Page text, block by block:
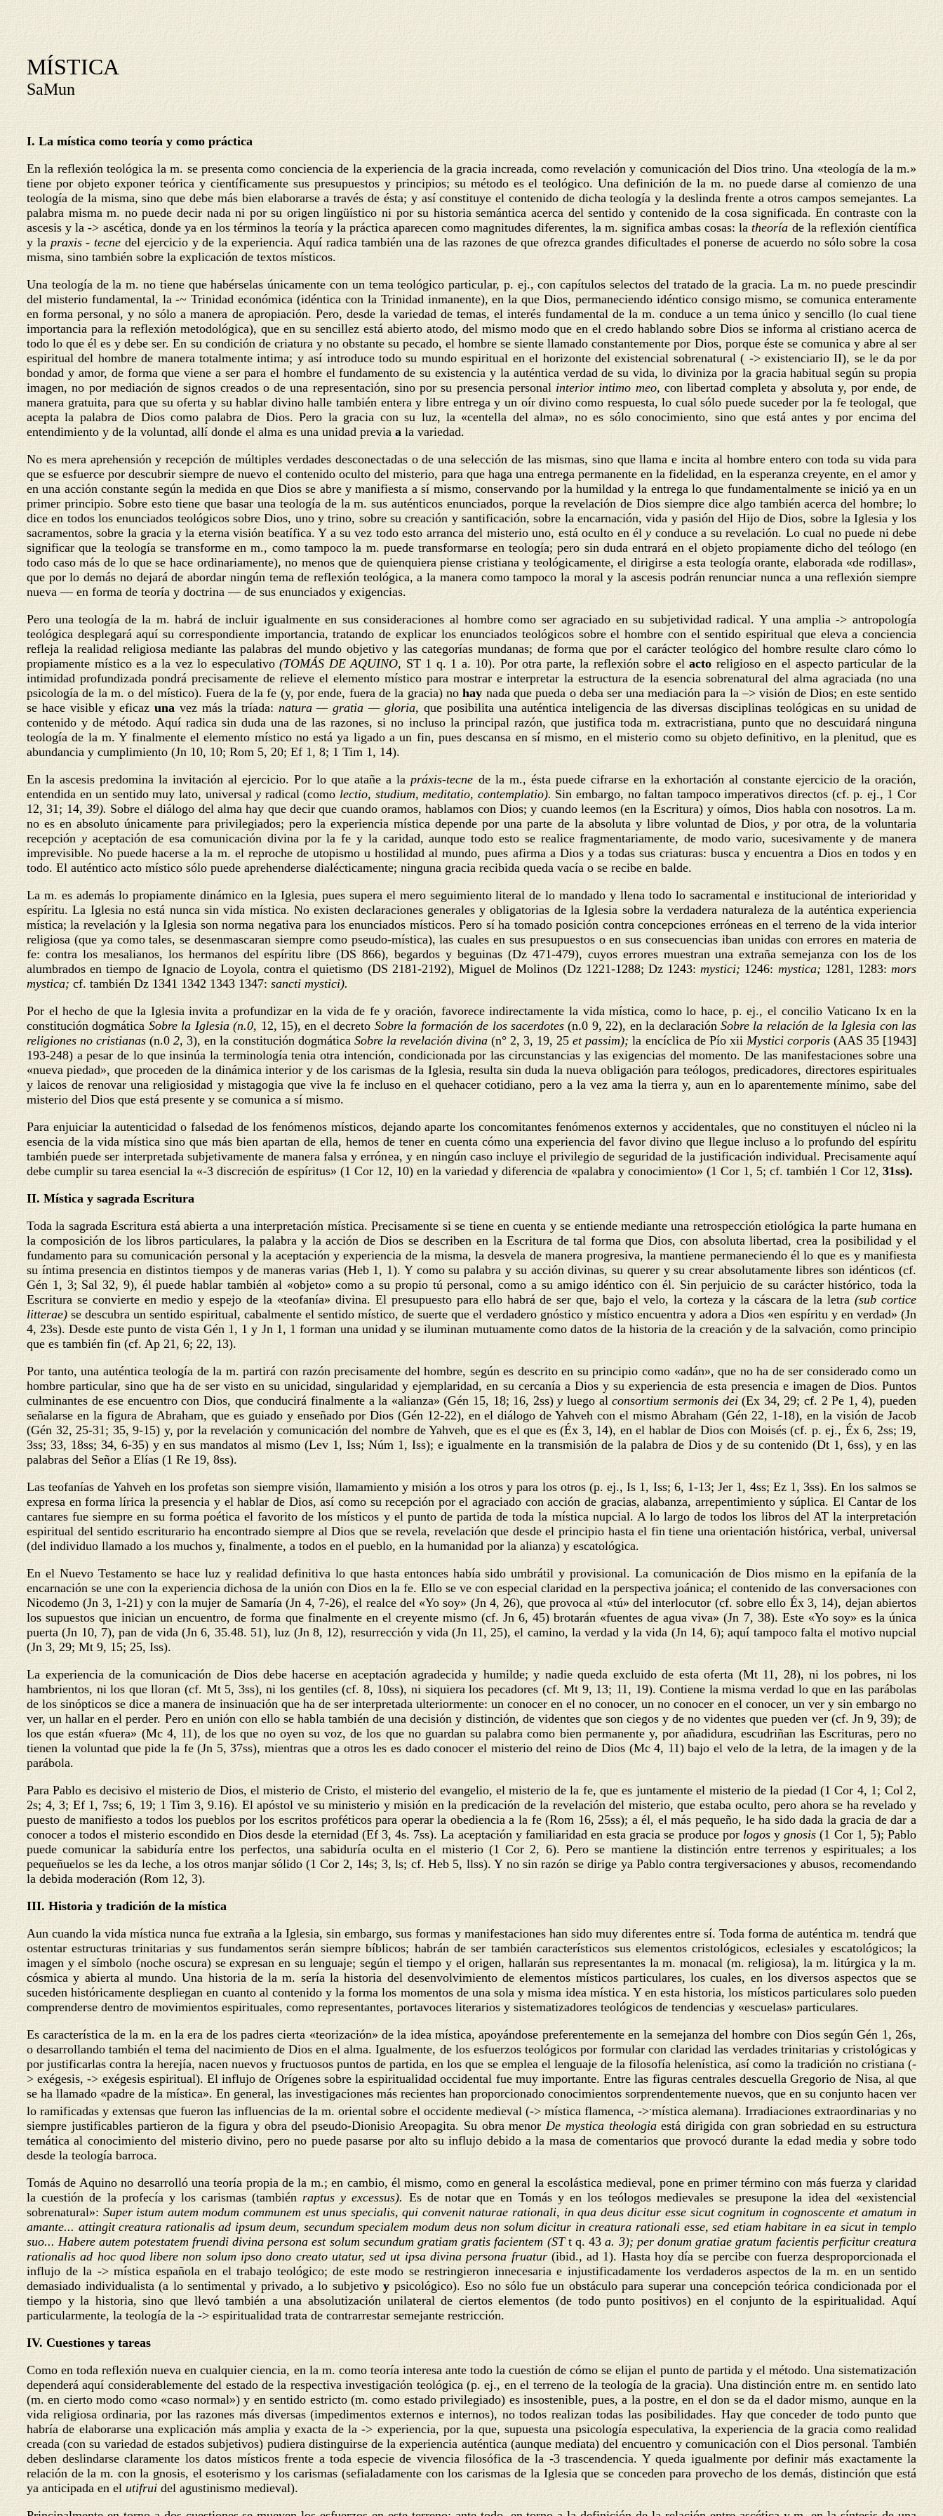
MÍSTICA
SaMun
I. La mística como teoría y como práctica
En la reflexión teológica la m. se presenta como conciencia de la experiencia de la gracia increada, como revelación y comunicación del Dios trino. Una «teología de la m.»
tiene por objeto exponer teórica y científicamente sus presupuestos y principios; su método es el teológico. Una definición de la m. no puede darse al comienzo de una
teología de la misma, sino que debe más bien elaborarse a través de ésta; y así constituye el contenido de dicha teología y la deslinda frente a otros campos semejantes. La
palabra misma m. no puede decir nada ni por su origen lingüístico ni por su historia semántica acerca del sentido y contenido de la cosa significada. En contraste con la
ascesis y la -> ascética, donde ya en los términos la teoría y la práctica aparecen como magnitudes diferentes, la m. significa ambas cosas: latheoría de la reflexión científica
y lapraxis - tecne del ejercicio y de la experiencia. Aquí radica también una de las razones de que ofrezca grandes dificultades el ponerse de acuerdo no sólo sobre la cosa
misma, sino también sobre la explicación de textos místicos.
Una teología de la m. no tiene que habérselas únicamente con un tema teológico particular, p. ej., con capítulos selectos del tratado de la gracia. La m. no puede prescindir
del misterio fundamental, la -~ Trinidad económica (idéntica con la Trinidad inmanente), en la que Dios, permaneciendo idéntico consigo mismo, se comunica enteramente
en forma personal, y no sólo a manera de apropiación. Pero, desde la variedad de temas, el interés fundamental de la m. conduce a un tema único y sencillo (lo cual tiene
importancia para la reflexión metodológica), que en su sencillez está abierto atodo, del mismo modo que en el credo hablando sobre Dios se informa al cristiano acerca de
todo lo que él es y debe ser. En su condición de criatura y no obstante su pecado, el hombre se siente llamado constantemente por Dios, porque éste se comunica y abre al ser
espiritual del hombre de manera totalmente intima; y así introduce todo su mundo espiritual en el horizonte del existencial sobrenatural ( -> existenciario II), se le da por
bondad y amor, de forma que viene a ser para el hombre el fundamento de su existencia y la auténtica verdad de su vida, lo diviniza por la gracia habitual según su propia
imagen, no por mediación de signos creados o de una representación, sino por su presencia personal interior intimo meo, con libertad completa y absoluta y, por ende, de
manera gratuita, para que su oferta y su hablar divino halle también entera y libre entrega y un oír divino como respuesta, lo cual sólo puede suceder por la fe teologal, que
acepta la palabra de Dios como palabra de Dios. Pero la gracia con su luz, la «centella del alma», no es sólo conocimiento, sino que está antes y por encima del
entendimiento y de la voluntad, allí donde el alma es una unidad previa a la variedad.
No es mera aprehensión y recepción de múltiples verdades desconectadas o de una selección de las mismas, sino que llama e incita al hombre entero con toda su vida para
que se esfuerce por descubrir siempre de nuevo el contenido oculto del misterio, para que haga una entrega permanente en la fidelidad, en la esperanza creyente, en el amor y
en una acción constante según la medida en que Dios se abre y manifiesta a sí mismo, conservando por la humildad y la entrega lo que fundamentalmente se inició ya en un
primer principio. Sobre esto tiene que basar una teología de la m. sus auténticos enunciados, porque la revelación de Dios siempre dice algo también acerca del hombre; lo
dice en todos los enunciados teológicos sobre Dios, uno y trino, sobre su creación y santificación, sobre la encarnación, vida y pasión del Hijo de Dios, sobre la Iglesia y los
sacramentos, sobre la gracia y la eterna visión beatífica. Y a su vez todo esto arranca del misterio uno, está oculto en ély conduce a su revelación. Lo cual no puede ni debe
significar que la teología se transforme en m., como tampoco la m. puede transformarse en teología; pero sin duda entrará en el objeto propiamente dicho del teólogo (en
todo caso más de lo que se hace ordinariamente), no menos que de quienquiera piense cristiana y teológicamente, el dirigirse a esta teología orante, elaborada «de rodillas»,
que por lo demás no dejará de abordar ningún tema de reflexión teológica, a la manera como tampoco la moral y la ascesis podrán renunciar nunca a una reflexión siempre
nueva — en forma de teoría y doctrina — de sus enunciados y exigencias.
Pero una teología de la m. habrá de incluir igualmente en sus consideraciones al hombre como ser agraciado en su subjetividad radical. Y una amplia -> antropología
teológica desplegará aquí su correspondiente importancia, tratando de explicar los enunciados teológicos sobre el hombre con el sentido espiritual que eleva a conciencia
refleja la realidad religiosa mediante las palabras del mundo objetivo y las categorías mundanas; de forma que por el carácter teológico del hombre resulte claro cómo lo
propiamente místico es a la vez lo especulativo(TOMÁS DE AQUINO, ST 1 q. 1 a. 10). Por otra parte, la reflexión sobre elacto religioso en el aspecto particular de la
intimidad profundizada pondrá precisamente de relieve el elemento místico para mostrar e interpretar la estructura de la esencia sobrenatural del alma agraciada (no una
psicología de la m. o del místico). Fuera de la fe (y, por ende, fuera de la gracia) nohay nada que pueda o deba ser una mediación para la –> visión de Dios; en este sentido
se hace visible y eficazunavez más la tríada: natura — gratia — gloria,que posibilita una auténtica inteligencia de las diversas disciplinas teológicas en su unidad de
contenido y de método. Aquí radica sin duda una de las razones, si no incluso la principal razón, que justifica toda m. extracristiana, punto que no descuidará ninguna
teología de la m. Y finalmente el elemento místico no está ya ligado a un fin, pues descansa en sí mismo, en el misterio como su objeto definitivo, en la plenitud, que es
abundancia y cumplimiento (Jn 10, 10; Rom 5, 20; Ef 1, 8; 1 Tim 1, 14).
En la ascesis predomina la invitación al ejercicio. Por lo que atañe a lapráxis-tecne de la m., ésta puede cifrarse en la exhortación al constante ejercicio de la oración,
entendida en un sentido muy lato, universaly radical (como lectio, studium, meditatio, contemplatio). Sin embargo, no faltan tampoco imperativos directos (cf. p. ej., 1 Cor
12, 31; 14,39). Sobre el diálogo del alma hay que decir que cuando oramos, hablamos con Dios; y cuando leemos (en la Escritura) y oímos, Dios habla con nosotros. La m.
no es en absoluto únicamente para privilegiados; pero la experiencia mística depende por una parte de la absoluta y libre voluntad de Dios,y por otra, de la voluntaria
recepción y aceptación de esa comunicación divina por la fe y la caridad, aunque todo esto se realice fragmentariamente, de modo vario, sucesivamente y de manera
imprevisible. No puede hacerse a la m. el reproche de utopismo u hostilidad al mundo, pues afirma a Dios y a todas sus criaturas: busca y encuentra a Dios en todos y en
todo. El auténtico acto místico sólo puede aprehenderse dialécticamente; ninguna gracia recibida queda vacía o se recibe en balde.
La m. es además lo propiamente dinámico en la Iglesia, pues supera el mero seguimiento literal de lo mandado y llena todo lo sacramental e institucional de interioridad y
espíritu. La Iglesia no está nunca sin vida mística. No existen declaraciones generales y obligatorias de la Iglesia sobre la verdadera naturaleza de la auténtica experiencia
mística; la revelación y la Iglesia son norma negativa para los enunciados místicos. Pero sí ha tomado posición contra concepciones erróneas en el terreno de la vida interior
religiosa (que ya como tales, se desenmascaran siempre como pseudo-mística), las cuales en sus presupuestos o en sus consecuencias iban unidas con errores en materia de
fe: contra los mesalianos, los hermanos del espíritu libre (DS 866), begardos y beguinas (Dz 471-479), cuyos errores muestran una extraña semejanza con los de los
alumbrados en tiempo de Ignacio de Loyola, contra el quietismo (DS 2181-2192), Miguel de Molinos (Dz 1221-1288; Dz 1243:mystici;1246: mystica; 1281, 1283:mors
mystica;cf. también Dz 1341 1342 1343 1347:sancti mystici).
Por el hecho de que la Iglesia invita a profundizar en la vida de fe y oración, favorece indirectamente la vida mística, como lo hace, p. ej., el concilio Vaticano Ix en la
constitución dogmática Sobre la Iglesia (n.0, 12, 15), en el decreto Sobre la formación de los sacerdotes(n.0 9, 22), en la declaración Sobre la relación de la Iglesia con las
religiones no cristianas(n.02,3), en la constitución dogmática Sobre la revelación divina (n° 2, 3, 19, 25et passim);la encíclica de Pío xii Mystici corporis (AAS 35 [1943]
193-248) a pesar de lo que insinúa la terminología tenia otra intención, condicionada por las circunstancias y las exigencias del momento. De las manifestaciones sobre una
«nueva piedad», que proceden de la dinámica interior y de los carismas de la Iglesia, resulta sin duda la nueva obligación para teólogos, predicadores, directores espirituales
y laicos de renovar una religiosidad y mistagogia que vive la fe incluso en el quehacer cotidiano, pero a la vez ama la tierra y, aun en lo aparentemente mínimo, sabe del
misterio del Dios que está presente y se comunica a sí mismo.
Para enjuiciar la autenticidad o falsedad de los fenómenos místicos, dejando aparte los concomitantes fenómenos externos y accidentales, que no constituyen el núcleo ni la
esencia de la vida mística sino que más bien apartan de ella, hemos de tener en cuenta cómo una experiencia del favor divino que llegue incluso a lo profundo del espíritu
también puede ser interpretada subjetivamente de manera falsa y errónea, y en ningún caso incluye el privilegio de seguridad de la justificación individual. Precisamente aquí
debe cumplir su tarea esencial la «-3 discreción de espíritus» (1 Cor 12, 10) en la variedad y diferencia de «palabra y conocimiento» (1 Cor 1, 5; cf. también 1 Cor 12, 31ss).
II. Mística y sagrada Escritura
Toda la sagrada Escritura está abierta a una interpretación mística. Precisamente si se tiene en cuenta y se entiende mediante una retrospección etiológica la parte humana en
la composición de los libros particulares, la palabra y la acción de Dios se describen en la Escritura de tal forma que Dios, con absoluta libertad, crea la posibilidad y el
fundamento para su comunicación personal y la aceptación y experiencia de la misma, la desvela de manera progresiva, la mantiene permaneciendo él lo que es y manifiesta
su íntima presencia en distintos tiempos y de maneras varias (Heb 1, 1). Y como su palabra y su acción divinas, su querer y su crear absolutamente libres son idénticos (cf.
Gén 1, 3; Sal 32, 9), él puede hablar también al «objeto» como a su propio tú personal, como a su amigo idéntico con él. Sin perjuicio de su carácter histórico, toda la
Escritura se convierte en medio y espejo de la «teofanía» divina. El presupuesto para ello habrá de ser que, bajo el velo, la corteza y la cáscara de la letra(sub cortice
litterae)se descubra un sentido espiritual, cabalmente el sentido místico, de suerte que el verdadero gnóstico y místico encuentra y adora a Dios «en espíritu y en verdad» (Jn
4, 23s). Desde este punto de vista Gén 1, 1 y Jn 1, 1 forman una unidad y se iluminan mutuamente como datos de la historia de la creación y de la salvación, como principio
que es también fin (cf. Ap 21, 6; 22, 13).
Por tanto, una auténtica teología de la m. partirá con razón precisamente del hombre, según es descrito en su principio como «adán», que no ha de ser considerado como un
hombre particular, sino que ha de ser visto en su unicidad, singularidad y ejemplaridad, en su cercanía a Dios y su experiencia de esta presencia e imagen de Dios. Puntos
culminantes de ese encuentro con Dios, que conducirá finalmente a la «alianza» (Gén 15, 18; 16, 2ss)yluego alconsortium sermonis dei(Ex 34, 29; cf. 2 Pe 1, 4), pueden
señalarse en la figura de Abraham, que es guiado y enseñado por Dios (Gén 12-22), en el diálogo de Yahveh con el mismo Abraham (Gén 22, 1-18), en la visión de Jacob
(Gén 32, 25-31; 35, 9-15) y, por la revelación y comunicación del nombre de Yahveh, que es el que es (Éx 3, 14), en el hablar de Dios con Moisés (cf. p. ej., Éx 6, 2ss; 19,
3ss; 33, 18ss; 34, 6-35) y en sus mandatos al mismo (Lev 1, Iss; Núm 1, Iss); e igualmente en la transmisión de la palabra de Dios y de su contenido (Dt 1, 6ss), y en las
palabras del Señor a Elías (1 Re 19, 8ss).
Las teofanías de Yahveh en los profetas son siempre visión, llamamiento y misión a los otros y para los otros (p. ej., Is 1, Iss; 6, 1-13; Jer 1, 4ss; Ez 1, 3ss). En los salmos se
expresa en forma lírica la presencia y el hablar de Dios, así como su recepción por el agraciado con acción de gracias, alabanza, arrepentimiento y súplica. El Cantar de los
cantares fue siempre en su forma poética el favorito de los místicos y el punto de partida de toda la mística nupcial. A lo largo de todos los libros del AT la interpretación
espiritual del sentido escriturario ha encontrado siempre al Dios que se revela, revelación que desde el principio hasta el fin tiene una orientación histórica, verbal, universal
(del individuo llamado a los muchos y, finalmente, a todos en el pueblo, en la humanidad por la alianza) y escatológica.
En el Nuevo Testamento se hace luz y realidad definitiva lo que hasta entonces había sido umbrátil y provisional. La comunicación de Dios mismo en la epifanía de la
encarnación se une con la experiencia dichosa de la unión con Dios en la fe. Ello se ve con especial claridad en la perspectiva joánica; el contenido de las conversaciones con
Nicodemo (Jn 3, 1-21) y con la mujer de Samaría (Jn 4, 7-26), el realce del «Yo soy» (Jn 4, 26), que provoca al «tú» del interlocutor (cf. sobre ello Éx 3, 14), dejan abiertos
los supuestos que inician un encuentro, de forma que finalmente en el creyente mismo (cf. Jn 6, 45) brotarán «fuentes de agua viva» (Jn 7, 38). Este «Yo soy» es la única
puerta (Jn 10, 7), pan de vida (Jn 6, 35.48. 51), luz (Jn 8, 12), resurrección y vida (Jn 11, 25), el camino, la verdad y la vida (Jn 14, 6); aquí tampoco falta el motivo nupcial
(Jn 3, 29; Mt 9, 15; 25, Iss).
La experiencia de la comunicación de Dios debe hacerse en aceptación agradecida y humilde; y nadie queda excluido de esta oferta (Mt 11, 28), ni los pobres, ni los
hambrientos, ni los que lloran (cf. Mt 5, 3ss), ni los gentiles (cf. 8, 10ss), ni siquiera los pecadores (cf. Mt 9, 13; 11, 19). Contiene la misma verdad lo que en las parábolas
de los sinópticos se dice a manera de insinuación que ha de ser interpretada ulteriormente: un conocer en el no conocer, un no conocer en el conocer, un ver y sin embargo no
ver, un hallar en el perder. Pero en unión con ello se habla también de una decisión y distinción, de videntes que son ciegos y de no videntes que pueden ver (cf. Jn 9, 39); de
los que están «fuera» (Mc 4, 11), de los que no oyen su voz, de los que no guardan su palabra como bien permanente y, por añadidura, escudriñan las Escrituras, pero no
tienen la voluntad que pide la fe (Jn 5, 37ss), mientras que a otros les es dado conocer el misterio del reino de Dios (Mc 4, 11) bajo el velo de la letra, de la imagen y de la
parábola.
Para Pablo es decisivo el misterio de Dios, el misterio de Cristo, el misterio del evangelio, el misterio de la fe, que es juntamente el misterio de la piedad (1 Cor 4, 1; Col 2,
2s; 4, 3; Ef 1, 7ss; 6, 19; 1 Tim 3, 9.16). El apóstol ve su ministerio y misión en la predicación de la revelación del misterio, que estaba oculto, pero ahora se ha revelado y
puesto de manifiesto a todos los pueblos por los escritos proféticos para operar la obediencia a la fe (Rom 16, 25ss); a él, el más pequeño, le ha sido dada la gracia de dar a
conocer a todos el misterio escondido en Dios desde la eternidad (Ef 3, 4s. 7ss). La aceptación y familiaridad en esta gracia se produce porlogosygnosis (1 Cor 1, 5); Pablo
puede comunicar la sabiduría entre los perfectos, una sabiduría oculta en el misterio (1 Cor 2, 6). Pero se mantiene la distinción entre terrenos y espirituales; a los
pequeñuelos se les da leche, a los otros manjar sólido (1 Cor 2, 14s; 3, ls; cf. Heb 5, llss). Y no sin razón se dirige ya Pablo contra tergiversaciones y abusos, recomendando
la debida moderación (Rom 12, 3).
III. Historia y tradición de la mística
Aun cuando la vida mística nunca fue extraña a la Iglesia, sin embargo, sus formas y manifestaciones han sido muy diferentes entre sí. Toda forma de auténtica m. tendrá que
ostentar estructuras trinitarias y sus fundamentos serán siempre bíblicos; habrán de ser también característicos sus elementos cristológicos, eclesiales y escatológicos; la
imagen y el símbolo (noche oscura) se expresan en su lenguaje; según el tiempo y el origen, hallarán sus representantes la m. monacal (m. religiosa), la m. litúrgica y la m.
cósmica y abierta al mundo. Una historia de la m. sería la historia del desenvolvimiento de elementos místicos particulares, los cuales, en los diversos aspectos que se
suceden históricamente despliegan en cuanto al contenido y la forma los momentos de una sola y misma idea mística. Y en esta historia, los místicos particulares solo pueden
comprenderse dentro de movimientos espirituales, como representantes, portavoces literarios y sistematizadores teológicos de tendencias y «escuelas» particulares.
Es característica de la m. en la era de los padres cierta «teorización» de la idea mística, apoyándose preferentemente en la semejanza del hombre con Dios según Gén 1, 26s,
o desarrollando también el tema del nacimiento de Dios en el alma. Igualmente, de los esfuerzos teológicos por formular con claridad las verdades trinitarias y cristológicas y
por justificarlas contra la herejía, nacen nuevos y fructuosos puntos de partida, en los que se emplea el lenguaje de la filosofía helenística, así como la tradición no cristiana (-
> exégesis, -> exégesis espiritual). El influjo de Orígenes sobre la espiritualidad occidental fue muy importante. Entre las figuras centrales descuella Gregorio de Nisa, al que
se ha llamado «padre de la mística». En general, las investigaciones más recientes han proporcionado conocimientos sorprendentemente nuevos, que en su conjunto hacen ver
lo ramificadas y extensas que fueron las influencias de la m. oriental sobre el occidente medieval (-> mística flamenca, ->.mística alemana). Irradiaciones extraordinarias y no
siempre justificables partieron de la figura y obra del pseudo-Dionisio Areopagita. Su obra menorDe mystica theologiaestá dirigida con gran sobriedad en su estructura
temática al conocimiento del misterio divino, pero no puede pasarse por alto su influjo debido a la masa de comentarios que provocó durante la edad media y sobre todo
desde la teología barroca.
Tomás de Aquino no desarrolló una teoría propia de la m.; en cambio, él mismo, como en general la escolástica medieval, pone en primer término con más fuerza y claridad
la cuestión de la profecía y los carismas (también raptus y excessus). Es de notar que en Tomás y en los teólogos medievales se presupone la idea del «existencial
sobrenatural»: Super istum autem modum communem est unus specialis, qui convenit naturae rationali, in qua deus dicitur esse sicut cognitum in cognoscente et amatum in
amante... attingit creatura rationalis ad ipsum deum, secundum specialem modum deus non solum dicitur in creatura rationali esse, sed etiam habitare in ea sicut in templo
suo... Habere autem potestatem fruendi divina persona est solum secundum gratiam gratis facientem (ST t q. 43a. 3); per donum gratiae gratum facientis perficitur creatura
rationalis ad hoc quod libere non solum ipso dono creato utatur, sed ut ipsa divina persona fruatur(ibid., ad 1). Hasta hoy día se percibe con fuerza desproporcionada el
influjo de la -> mística española en el trabajo teológico; de este modo se restringieron innecesaria e injustificadamente los verdaderos aspectos de la m. en un sentido
demasiado individualista (a lo sentimental y privado, a lo subjetivoy psicológico). Eso no sólo fue un obstáculo para superar una concepción teórica condicionada por el
tiempo y la historia, sino que llevó también a una absolutización unilateral de ciertos elementos (de todo punto positivos) en el conjunto de la espiritualidad. Aquí
particularmente, la teología de la -> espiritualidad trata de contrarrestar semejante restricción.
IV. Cuestiones y tareas
Como en toda reflexión nueva en cualquier ciencia, en la m. como teoría interesa ante todo la cuestión de cómo se elijan el punto de partida y el método. Una sistematización
dependerá aquí considerablemente del estado de la respectiva investigación teológica (p. ej., en el terreno de la teología de la gracia). Una distinción entre m. en sentido lato
(m. en cierto modo como «caso normal») y en sentido estricto (m. como estado privilegiado) es insostenible, pues, a la postre, en el don se da el dador mismo, aunque en la
vida religiosa ordinaria, por las razones más diversas (impedimentos externos e internos), no todos realizan todas las posibilidades. Hay que conceder de todo punto que
habría de elaborarse una explicación más amplia y exacta de la -> experiencia, por la que, supuesta una psicología especulativa, la experiencia de la gracia como realidad
creada (con su variedad de estados subjetivos) pudiera distinguirse de la experiencia auténtica (aunque mediata) del encuentro y comunicación con el Dios personal. También
deben deslindarse claramente los datos místicos frente a toda especie de vivencia filosófica de la -3 trascendencia. Y queda igualmente por definir más exactamente la
relación de la m. con la gnosis, el esoterismo y los carismas (sefialadamente con los carismas de la Iglesia que se conceden para provecho de los demás, distinción que está
ya anticipada en el utifrui del agustinismo medieval).